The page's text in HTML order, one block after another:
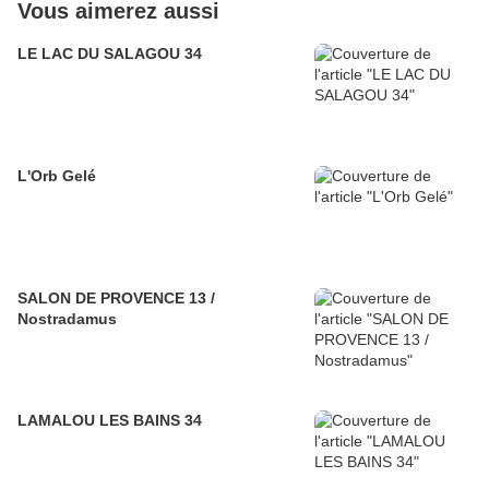
Vous aimerez aussi
LE LAC DU SALAGOU 34
L'Orb Gelé
SALON DE PROVENCE 13 /
Nostradamus
LAMALOU LES BAINS 34